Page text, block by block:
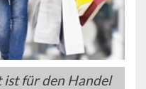
ist für den Handel